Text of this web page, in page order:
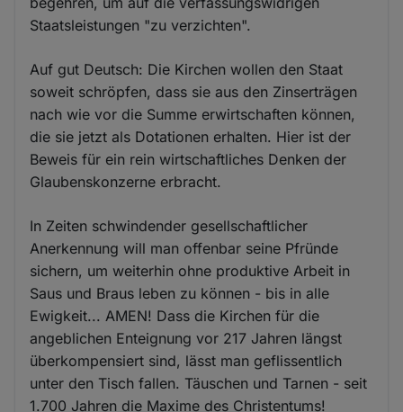
Staatsleistungen "zu verzichten".
Auf gut Deutsch: Die Kirchen wollen den Staat
soweit schröpfen, dass sie aus den Zinserträgen
nach wie vor die Summe erwirtschaften können,
die sie jetzt als Dotationen erhalten. Hier ist der
Beweis für ein rein wirtschaftliches Denken der
Glaubenskonzerne erbracht.
In Zeiten schwindender gesellschaftlicher
Anerkennung will man offenbar seine Pfründe
sichern, um weiterhin ohne produktive Arbeit in
Saus und Braus leben zu können - bis in alle
Ewigkeit... AMEN! Dass die Kirchen für die
angeblichen Enteignung vor 217 Jahren längst
überkompensiert sind, lässt man geflissentlich
unter den Tisch fallen. Täuschen und Tarnen - seit
1.700 Jahren die Maxime des Christentums!